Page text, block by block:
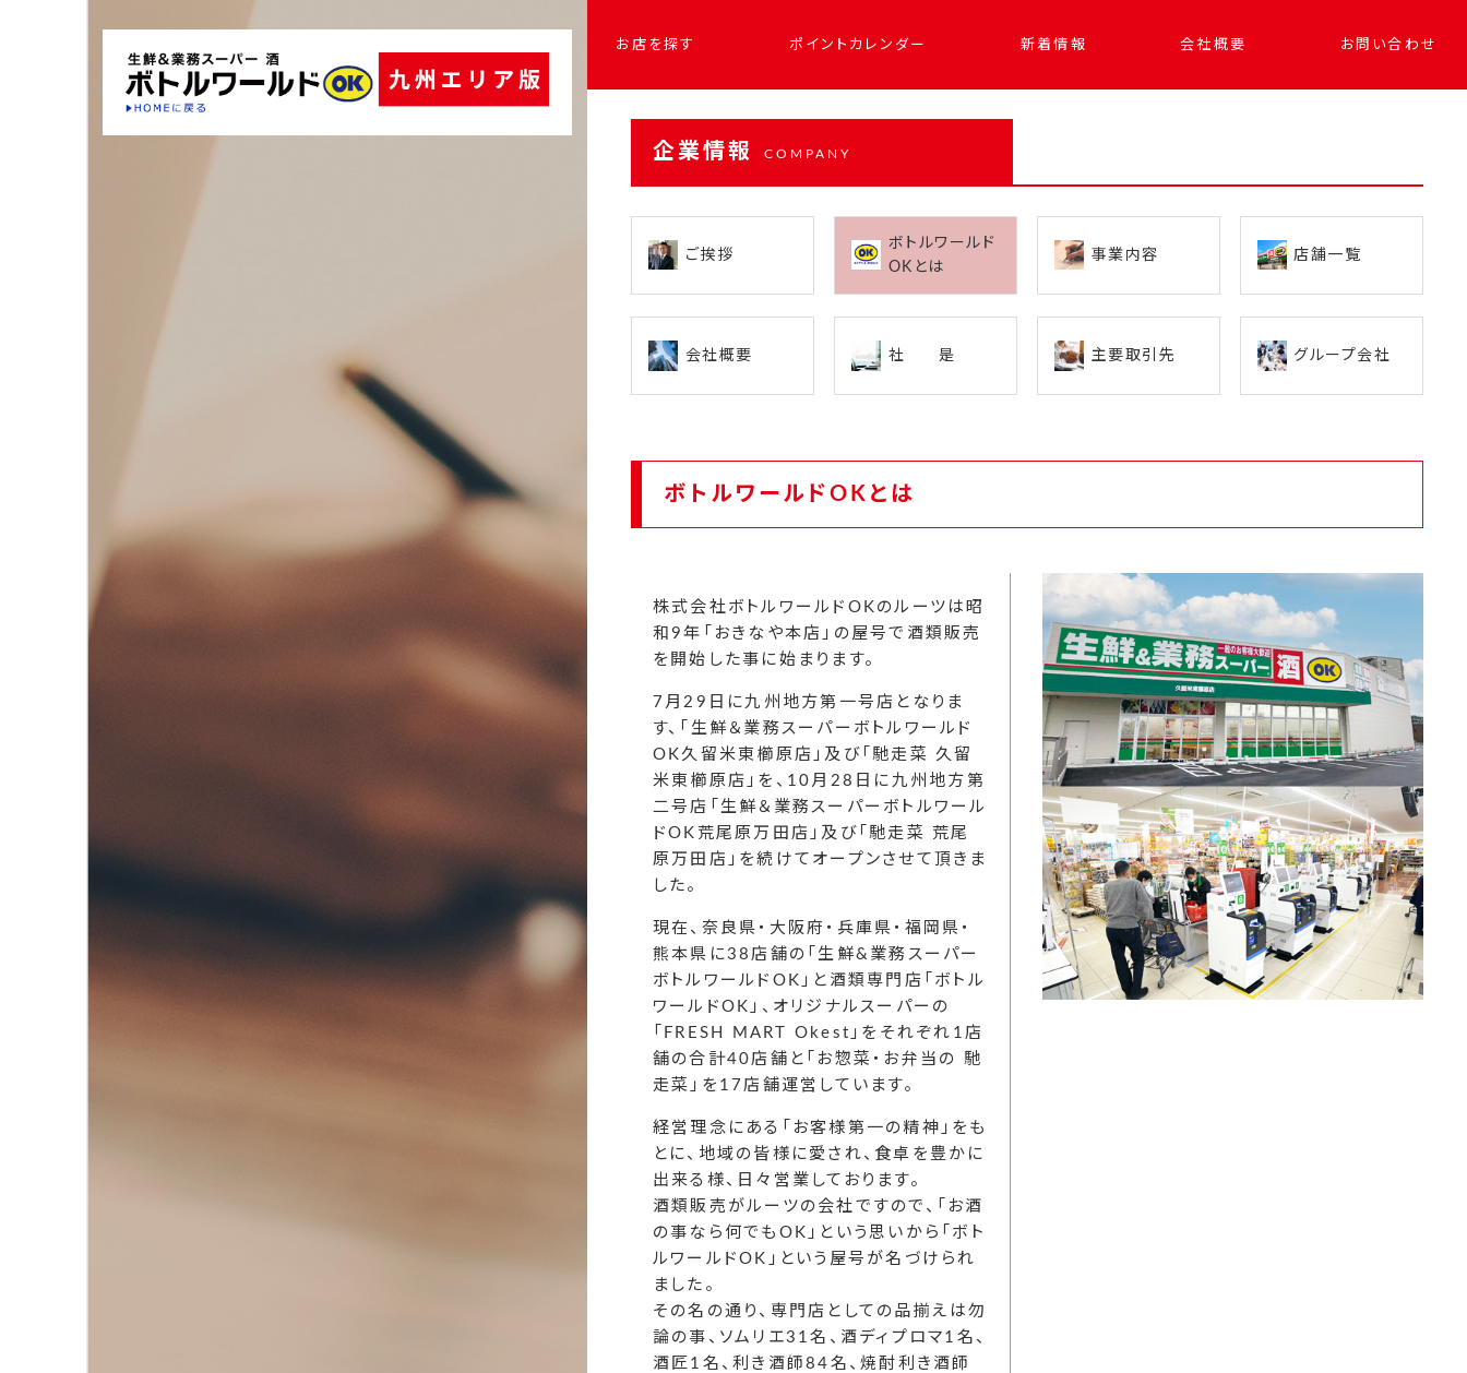
お店を探す ポイントカレンダー 新着情報 会社概要 お問い合わせ
企業情報 COMPANY
ご挨拶
ボトルワールド
OKとは
事業内容 店舗一覧
会社概要 社 是 主要取引先 グループ会社
ボトルワールドOKとは
株式会社ボトルワールドOKのルーツは昭
和9年「おきなや本店」の屋号で酒類販売
を開始した事に始まります。
7月29日に九州地方第一号店となりま
す、「生鮮＆業務スーパーボトルワールド
OK久留米東櫛原店」及び「馳走菜 久留
米東櫛原店」を、10月28日に九州地方第
二号店「生鮮＆業務スーパーボトルワール
ドOK荒尾原万田店」及び「馳走菜 荒尾
原万田店」を続けてオープンさせて頂きま
した。
現在、奈良県・大阪府・兵庫県・福岡県・
熊本県に38店舗の「生鮮&業務スーパー
ボトルワールドOK」と酒類専門店「ボトル
ワールドOK」、オリジナルスーパーの
「FRESH MART Okest」をそれぞれ1店
舗の合計40店舗と「お惣菜・お弁当の 馳
走菜」を17店舗運営しています。
経営理念にある「お客様第一の精神」をも
とに、地域の皆様に愛され、食卓を豊かに
出来る様、日々営業しております。
酒類販売がルーツの会社ですので、「お酒
の事なら何でもOK」という思いから「ボト
ルワールドOK」という屋号が名づけられ
ました。
その名の通り、専門店としての品揃えは勿
論の事、ソムリエ31名、酒ディプロマ1名、
酒匠1名、利き酒師84名、焼酎利き酒師